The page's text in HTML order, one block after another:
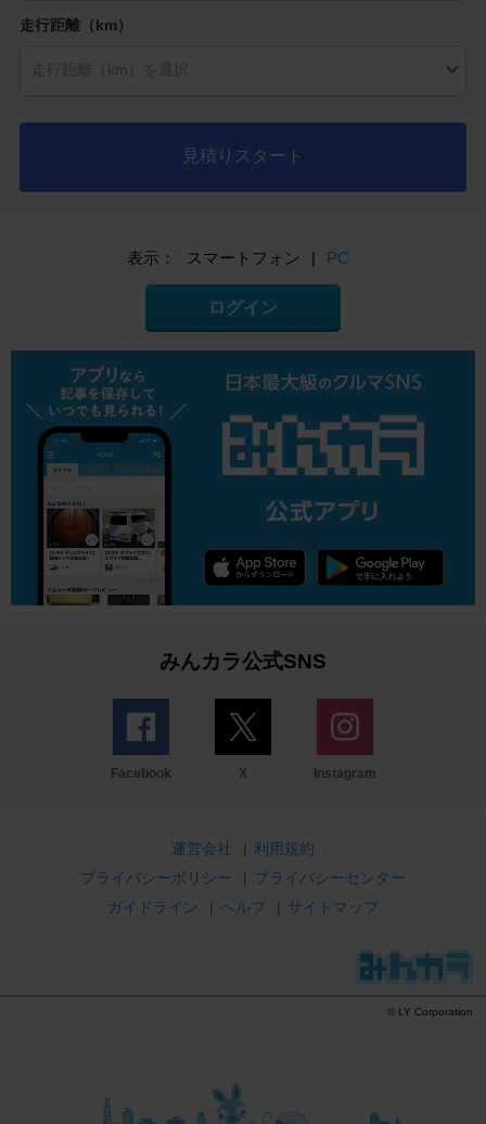
走行距離（km）
見積りスタート
表示： スマートフォン | PC
ログイン
みんカラ公式SNS
Facebook X Instagram
運営会社 | 利用規約
プライバシーポリシー
| プライバシーセンター
ガイドライン
| ヘルプ | サイトマップ
© LY Corporation